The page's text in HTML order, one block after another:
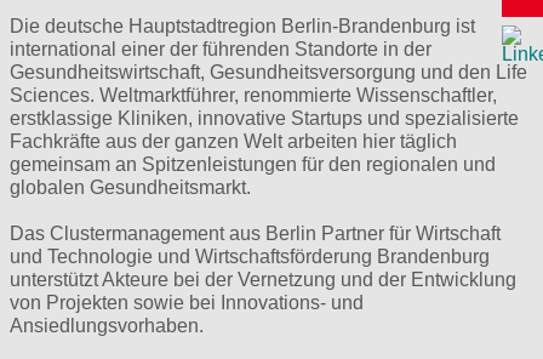
Die deutsche Hauptstadtregion Berlin-Brandenburg ist
international einer der führenden Standorte in der
Gesundheitswirtschaft, Gesundheitsversorgung und den Life
Sciences. Weltmarktführer, renommierte Wissenschaftler,
erstklassige Kliniken, innovative Startups und spezialisierte
Fachkräfte aus der ganzen Welt arbeiten hier täglich
gemeinsam an Spitzenleistungen für den regionalen und
globalen Gesundheitsmarkt.
Das Clustermanagement aus Berlin Partner für Wirtschaft
und Technologie und Wirtschaftsförderung Brandenburg
unterstützt Akteure bei der Vernetzung und der Entwicklung
von Projekten sowie bei Innovations- und
Ansiedlungsvorhaben.